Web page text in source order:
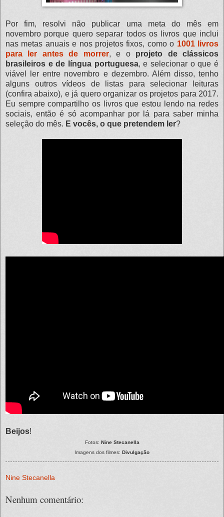
Por fim, resolvi não publicar uma meta do mês em
novembro porque quero separar todos os livros que inclui
nas metas anuais e nos projetos fixos, como o 1001 livros
para ler antes de morrer, e o projeto de clássicos
brasileiros e de língua portuguesa, e selecionar o que é
viável ler entre novembro e dezembro. Além disso, tenho
alguns outros vídeos de listas para selecionar leituras
(confira abaixo), e já quero organizar os projetos para 2017.
Eu sempre compartilho os livros que estou lendo na redes
sociais, então é só acompanhar por lá para saber minha
seleção do mês. E vocês, o que pretendem ler?
Beijos!
Fotos: Nine Stecanella
Imagens dos filmes: Divulgação
Nine Stecanella
Nenhum comentário: